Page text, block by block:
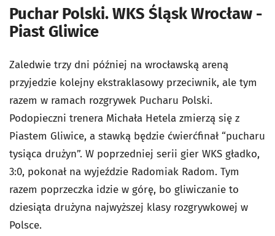
Puchar Polski. WKS Śląsk Wrocław -
Piast Gliwice
Zaledwie trzy dni później na wrocławską areną
przyjedzie kolejny ekstraklasowy przeciwnik, ale tym
razem w ramach rozgrywek Pucharu Polski.
Podopieczni trenera Michała Hetela zmierzą się z
Piastem Gliwice, a stawką będzie ćwierćfinał “pucharu
tysiąca drużyn”. W poprzedniej serii gier WKS gładko,
3:0, pokonał na wyjeździe Radomiak Radom. Tym
razem poprzeczka idzie w górę, bo gliwiczanie to
dziesiąta drużyna najwyższej klasy rozgrywkowej w
Polsce.